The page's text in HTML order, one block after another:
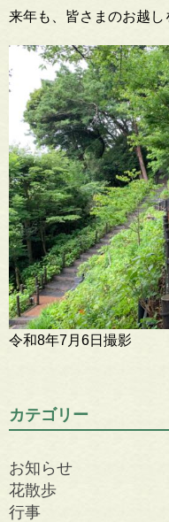
来年も、皆さまのお越し
令和8年7月6日撮影
カテゴリー
お知らせ
花散歩
行事